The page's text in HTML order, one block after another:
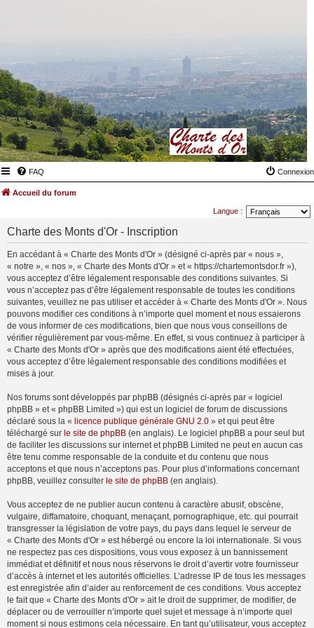
FAQ Connexion
Accueil du forum
Langue :
Charte des Monts d'Or - Inscription
En accédant à « Charte des Monts d'Or » (désigné ci-après par « nous »,
« notre », « nos », « Charte des Monts d'Or » et « https://chartemontsdor.fr »),
vous acceptez d’être légalement responsable des conditions suivantes. Si
vous n’acceptez pas d’être légalement responsable de toutes les conditions
suivantes, veuillez ne pas utiliser et accéder à « Charte des Monts d'Or ». Nous
pouvons modifier ces conditions à n’importe quel moment et nous essaierons
de vous informer de ces modifications, bien que nous vous conseillons de
vérifier régulièrement par vous-même. En effet, si vous continuez à participer à
« Charte des Monts d'Or » après que des modifications aient été effectuées,
vous acceptez d’être légalement responsable des conditions modifiées et
mises à jour.
Nos forums sont développés par phpBB (désignés ci-après par « logiciel
phpBB » et « phpBB Limited ») qui est un logiciel de forum de discussions
déclaré sous la « licence publique générale GNU 2.0 » et qui peut être
téléchargé sur le site de phpBB (en anglais). Le logiciel phpBB a pour seul but
de faciliter les discussions sur internet et phpBB Limited ne peut en aucun cas
être tenu comme responsable de la conduite et du contenu que nous
acceptons et que nous n’acceptons pas. Pour plus d’informations concernant
phpBB, veuillez consulter le site de phpBB (en anglais).
Vous acceptez de ne publier aucun contenu à caractère abusif, obscène,
vulgaire, diffamatoire, choquant, menaçant, pornographique, etc. qui pourrait
transgresser la législation de votre pays, du pays dans lequel le serveur de
« Charte des Monts d'Or » est hébergé ou encore la loi internationale. Si vous
ne respectez pas ces dispositions, vous vous exposez à un bannissement
immédiat et définitif et nous nous réservons le droit d’avertir votre fournisseur
d’accès à internet et les autorités officielles. L’adresse IP de tous les messages
est enregistrée afin d’aider au renforcement de ces conditions. Vous acceptez
le fait que « Charte des Monts d'Or » ait le droit de supprimer, de modifier, de
déplacer ou de verrouiller n’importe quel sujet et message à n’importe quel
moment si nous estimons cela nécessaire. En tant qu’utilisateur, vous acceptez